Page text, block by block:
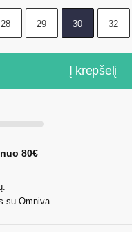
28 29 30 32
Į krepšelį
80€
su Omniva.